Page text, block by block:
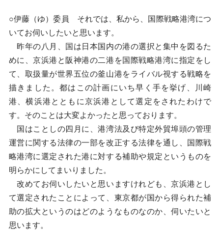
○伊藤（ゆ）委員 それでは、私から、国際戦略港湾につ
いてお伺いしたいと思います。
昨年の八月、国は日本国内の港の選択と集中を図るた
めに、京浜港と阪神港の二港を国際戦略港湾に指定をし
て、取扱量が世界五位の釜山港をライバル視する戦略を
描きました。都はこの計画にいち早く手を挙げ、川崎
港、横浜港とともに京浜港として選定をされたわけで
す。そのことは大変よかったと思っております。
国はことしの四月に、港湾法及び特定外貿埠頭の管理
運営に関する法律の一部を改正する法律を通し、国際戦
略港湾に選定された港に対する補助や規定というものを
明らかにしてまいりました。
改めてお伺いしたいと思いますけれども、京浜港とし
て選定されたことによって、東京都が国から得られた補
助の拡大というのはどのようなものなのか、伺いたいと
思います。